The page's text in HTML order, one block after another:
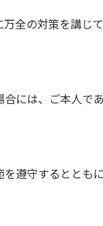
全の対策を講じて
には、ご本人で
遵守するととも